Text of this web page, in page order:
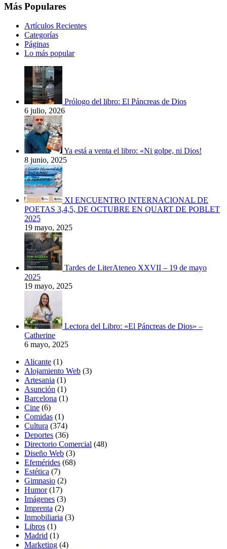
Más Populares
Artículos Recientes
Categorías
Páginas
Lo más popular
Prólogo del libro: El Páncreas de Dios
6 julio, 2026
Ya está a venta el libro: «Ni golpe, ni Dios!
8 junio, 2025
XI ENCUENTRO INTERNACIONAL DE
POETAS 3,4,5, DE OCTUBRE EN QUART DE POBLET
2025
19 mayo, 2025
Tardes de LiterAteneo XXVII – 19 de mayo
2025
19 mayo, 2025
Lectora del Libro: «El Páncreas de Dios» –
Catherine
6 mayo, 2025
Alicante (1)
Alojamiento Web (3)
Artesania (1)
Asunción (1)
Barcelona (1)
Cine (6)
Comidas (1)
Cultura (374)
Deportes (36)
Directorio Comercial (48)
Diseño Web (3)
Efemérides (68)
Estética (7)
Gimnasio (2)
Humor(17)
Imágenes (3)
Imprenta (2)
Inmobiliaria (3)
Libros (1)
Madrid (1)
Marketing (4)